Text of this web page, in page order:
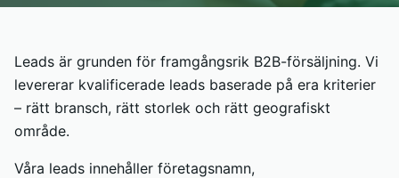
Leads är grunden för framgångsrik B2B-försäljning. Vi
levererar kvalificerade leads baserade på era kriterier
– rätt bransch, rätt storlek och rätt geografiskt
område.
Våra leads innehåller företagsnamn,